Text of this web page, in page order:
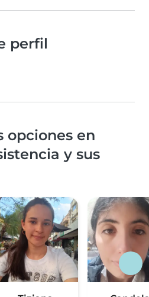
perfil
opciones en
y sus